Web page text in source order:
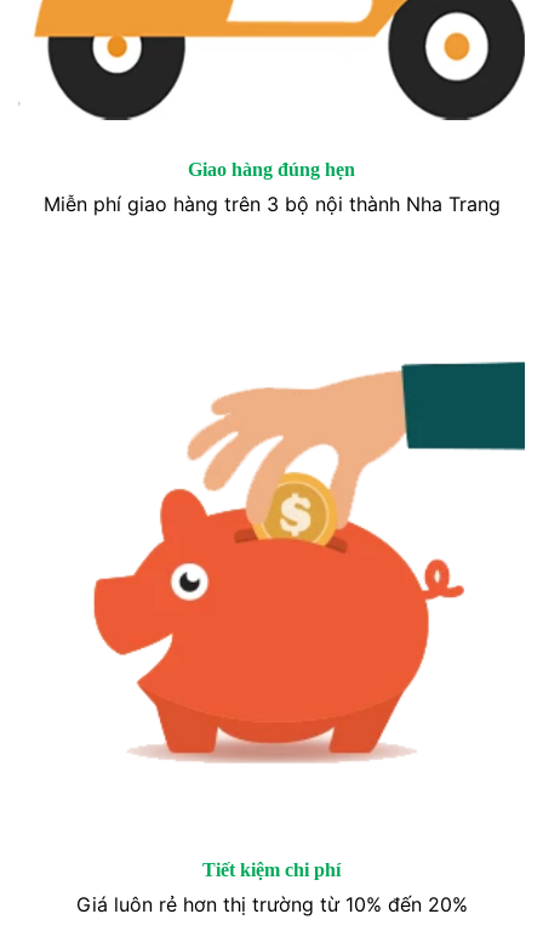
Giao hàng đúng hẹn
Miễn phí giao hàng trên 3 bộ nội thành Nha Trang
Tiết kiệm chi phí
Giá luôn rẻ hơn thị trường từ 10% đến 20%